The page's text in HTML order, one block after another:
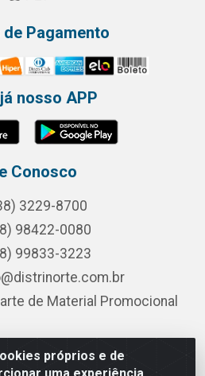
próprios e de
Pagamento
nosso APP
Conosco
3229-8700
98422-0080
99833-3223
de Material Promocional
de Alimentos - Avenida Pedro